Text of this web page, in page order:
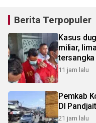
Berita Terpopuler
Kasus
miliar,
tersangka
11 jam lalu
Pemkab
DI
21 jam lalu